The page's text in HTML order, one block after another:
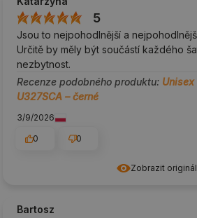
Zobrazit originál
5
Jsou to nejpohodlnější a
Určitě by měly být součástí každého
nezbytnost.
Recenze podobného produktu:
U327SCA – černé
3/9/2026
0
0
Bartosz